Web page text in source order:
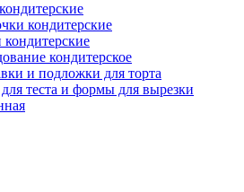
кондитерские
кондитерское
и подложки для торта
для теста и формы для вырезки